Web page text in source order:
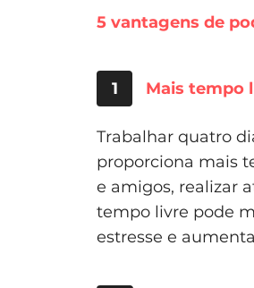
5 vantagens de
1 Mais tempo
Trabalhar quatro
proporciona mais
e amigos, realizar
tempo livre pode
estresse e